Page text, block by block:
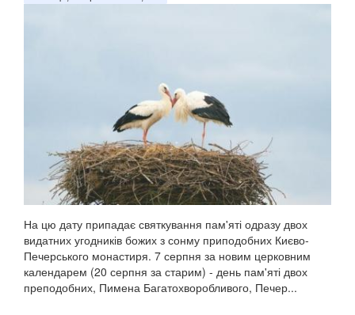
На цю дату припадає святкування пам'яті одразу двох
видатних угодників божих з сонму приподобних Києво-
Печерського монастиря. 7 серпня за новим церковним
календарем (20 серпня за старим) - день пам'яті двох
преподобних, Пимена Багатохворобливого, Печер...